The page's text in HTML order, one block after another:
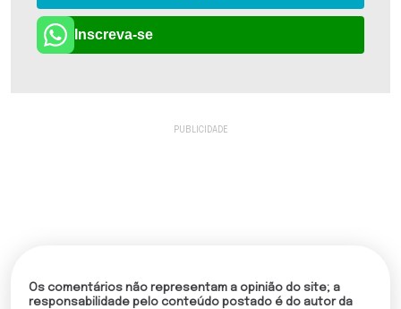
Inscreva-se
Os comentários não representam a opinião do site; a
responsabilidade pelo conteúdo postado é do autor da